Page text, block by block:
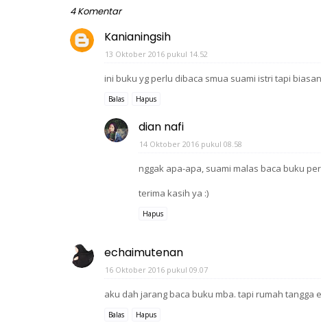
4 Komentar
Kanianingsih
13 Oktober 2016 pukul 14.52
ini buku yg perlu dibaca smua suami istri tapi
Balas Hapus
dian nafi
14 Oktober 2016 pukul 08.58
nggak apa-apa, suami malas baca buku
terima kasih ya :)
Hapus
echaimutenan
16 Oktober 2016 pukul 09.07
aku dah jarang baca buku mba. tapi rumah tangga
Balas Hapus